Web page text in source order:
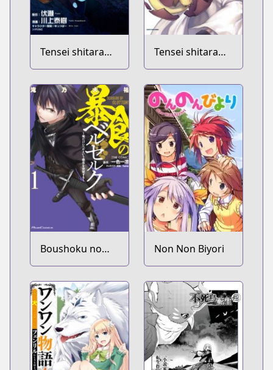
Tensei shitara
Slime Datta Ken
Tensei shitara
Dragon no
Tamago datta:
Ibara no Dragon
Road
Boushoku no
Berserk: Ore
dake Level to Iu
Gainen wo
Toppa suru the
Comic
Non Non Biyori